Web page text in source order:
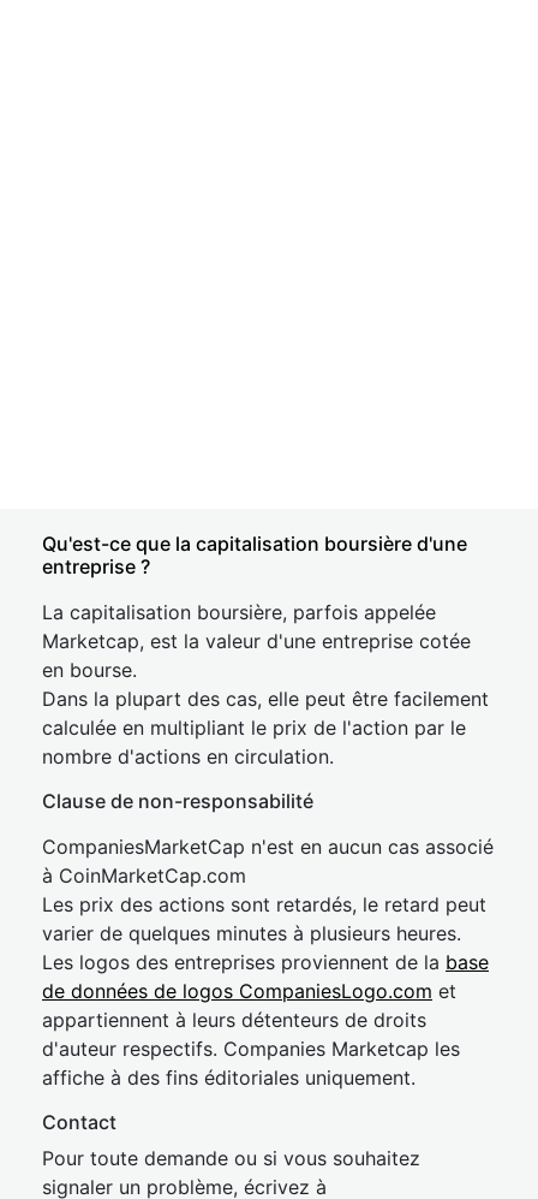
Qu'est-ce que la capitalisation boursière d'une
entreprise ?
La capitalisation boursière, parfois appelée
Marketcap, est la valeur d'une entreprise cotée
en bourse.
Dans la plupart des cas, elle peut être facilement
calculée en multipliant le prix de l'action par le
nombre d'actions en circulation.
Clause de non-responsabilité
CompaniesMarketCap n'est en aucun cas associé
à CoinMarketCap.com
Les prix des actions sont retardés, le retard peut
varier de quelques minutes à plusieurs heures.
Les logos des entreprises proviennent de la base
de données de logos CompaniesLogo.com et
appartiennent à leurs détenteurs de droits
d'auteur respectifs. Companies Marketcap les
affiche à des fins éditoriales uniquement.
Contact
Pour toute demande ou si vous souhaitez
signaler un problème, écrivez à